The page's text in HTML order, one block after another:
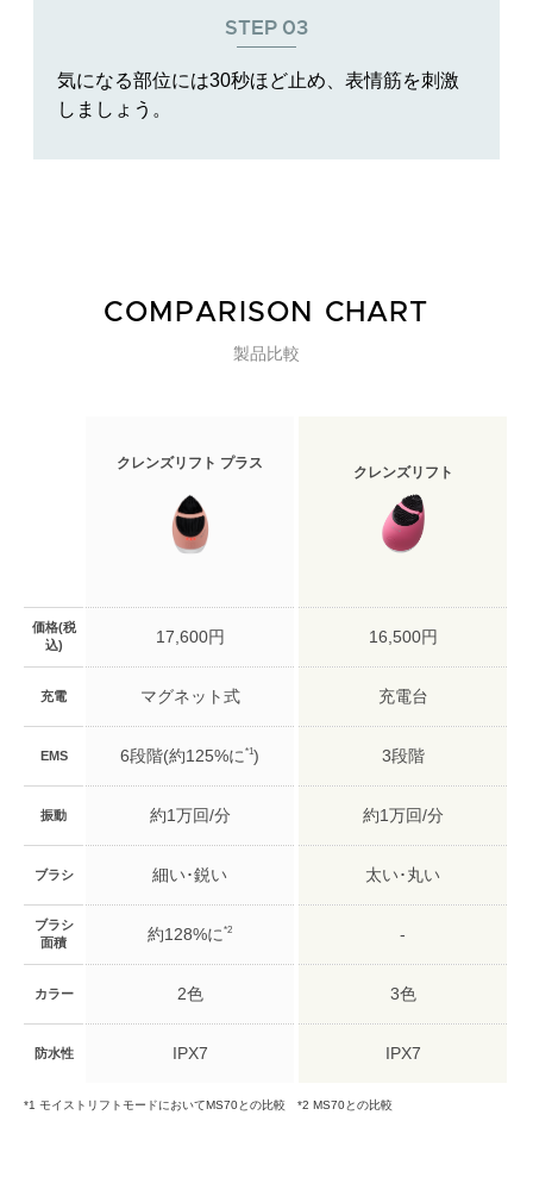
STEP 03
気になる部位には30秒ほど止め、表情筋を刺激
しましょう。
COMPARISON CHART
製品比較
価格(税
込)
充電
EMS
振動
ブラシ
ブラシ
面積
カラー
防水性
クレンズリフト プラス
17,600円
マグネット式
6段階(約125%に*1)
約1万回/分
細い･鋭い
約128%に*2
2色
IPX7
クレンズリフト
16,500円
充電台
3段階
約1万回/分
太い･丸い
-
3色
IPX7
*1 モイストリフトモードにおいてMS70との比較 *2 MS70との比較